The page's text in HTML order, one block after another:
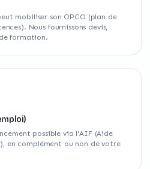
mobiliser son OPCO (plan de
Nous fournissons devis,
formation.
possible via l'AIF (Aide
en complément ou non de votre